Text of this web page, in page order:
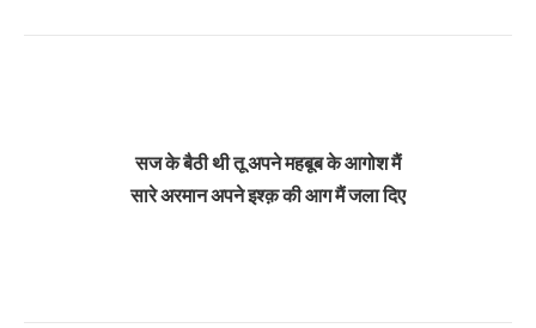
सज के बैठी थी तू अपने महबूब के आगोश मैं
सारे अरमान अपने इश्क़ की आग मैं जला दिए